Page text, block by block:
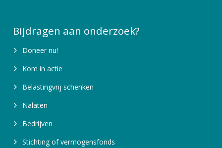
Bijdragen aan onderzoek?
Doneer nu!
Kom in actie
Belastingvrij schenken
Nalaten
Bedrijven
Stichting of vermogensfonds